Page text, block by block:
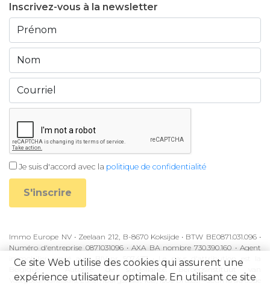
Inscrivez-vous à la newsletter
Je suis d'accord avec la politique de confidentialité
S'inscrire
Immo Europe NV • Zeelaan 212, B-8670 Koksijde • BTW BE0871.031.096 •
Numéro d'entreprise 0871031096 • AXA BA nombre 730.390.160 • Agent
immobilier agréé avec BIV-nr 507.437 • Le pays d'attribution est la
Belgique • Autorité de surveillance: Beroepsinstituut van
Vastgoedmakelaars, Luxemburgstraat 16B, 1000 Brussel • Soumis au code
Ce site Web utilise des cookies qui assurent une
expérience utilisateur optimale. En utilisant ce site